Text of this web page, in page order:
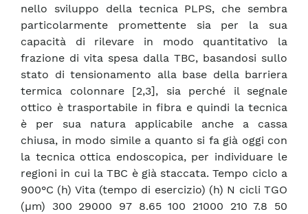
nello sviluppo della tecnica PLPS, che sembra
particolarmente promettente sia per la sua
capacità di rilevare in modo quantitativo la
frazione di vita spesa dalla TBC, basandosi sullo
stato di tensionamento alla base della barriera
termica colonnare [2,3], sia perché il segnale
ottico è trasportabile in fibra e quindi la tecnica
è per sua natura applicabile anche a cassa
chiusa, in modo simile a quanto si fa già oggi con
la tecnica ottica endoscopica, per individuare le
regioni in cui la TBC è già staccata. Tempo ciclo a
900°C (h) Vita (tempo di esercizio) (h) N cicli TGO
(µm) 300 29000 97 8.65 100 21000 210 7.8 50